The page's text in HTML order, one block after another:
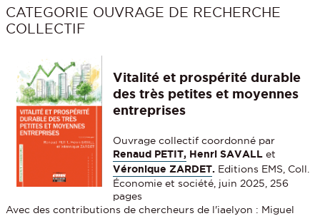
CATEGORIE OUVRAGE DE RECHERCHE
COLLECTIF
Vitalité et prospérité durable
des très petites et moyennes
entreprises
Ouvrage collectif coordonné par
Renaud PETIT, Henri SAVALL et
Véronique ZARDET. Editions EMS, Coll.
Économie et société, juin 2025, 256
pages
Avec des contributions de chercheurs de l'iaelyon : Miguel